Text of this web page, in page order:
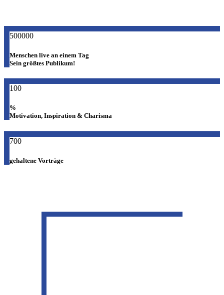
500000
Menschen live an einem Tag
Sein größtes Publikum!
100
%
Motivation, Inspiration & Charisma
700
gehaltene Vorträge